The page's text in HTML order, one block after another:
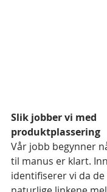
Slik jobber vi med
produktplassering
Vår jobb begynner
til manus er klart.
identifiserer vi da